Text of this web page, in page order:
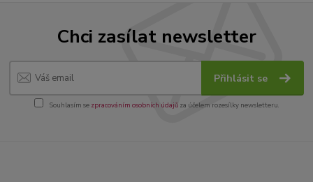
Chci zasílat newsletter
Přihlásit se
Souhlasím se zpracováním osobních údajůza účelem rozesílky newsletteru.